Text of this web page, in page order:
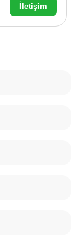
İletişim